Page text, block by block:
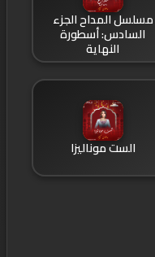
مسلسل المداح الجزء
السادس: أسطورة
النهاية
الست موناليزا